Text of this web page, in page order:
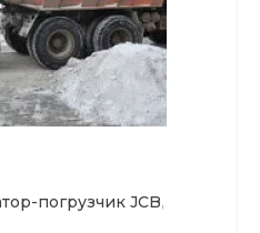
погрузчик JCB,